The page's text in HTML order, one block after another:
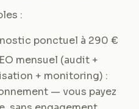
:
ponctuel à 290 €
mensuel (audit +
+ monitoring) :
— vous payez